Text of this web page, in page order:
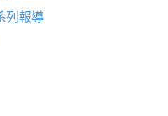
列報導